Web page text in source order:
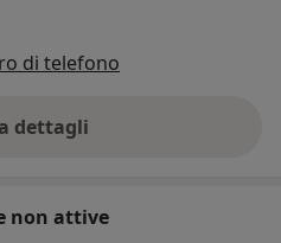
di telefono
dettagli
sull'indirizzo
non attive